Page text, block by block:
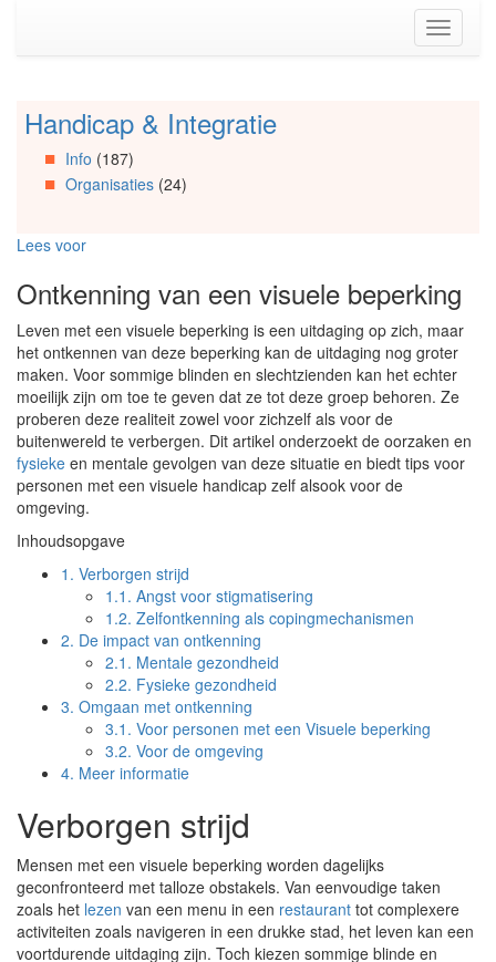
(Accesskey
Toggle
Spring
Artikels
Spring
Spring
Organisaties
naar
Social
media
Handicap & Integratie
Info (187)
Organisaties(24)
Lees voor
Ontkenning van een visuele beperking
Leven met een visuele beperking is een uitdaging op zich, maar
het ontkennen van deze beperking kan de uitdaging nog groter
maken. Voor sommige blinden en slechtzienden kan het echter
moeilijk zijn om toe te geven dat ze tot deze groep behoren. Ze
proberen deze realiteit zowel voor zichzelf als voor de
buitenwereld te verbergen. Dit artikel onderzoekt de oorzaken en
fysieke en mentale gevolgen van deze situatie en biedt tips voor
personen met een visuele handicap zelf alsook voor de
omgeving.
Inhoudsopgave
1. Verborgen strijd
1.1. Angst voor stigmatisering
1.2. Zelfontkenning als copingmechanismen
2. De impact van ontkenning
2.1. Mentale gezondheid
2.2. Fysieke gezondheid
3. Omgaan met ontkenning
3.1. Voor personen met een Visuele beperking
3.2. Voor de omgeving
4. Meer informatie
Verborgen strijd
Mensen met een visuele beperking worden dagelijks
geconfronteerd met talloze obstakels. Van eenvoudige taken
zoals het lezen van een menu in een restaurant tot complexere
activiteiten zoals navigeren in een drukke stad, het leven kan een
voortdurende uitdaging zijn. Toch kiezen sommige blinde en